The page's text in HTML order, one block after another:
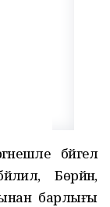
бәйгелә
Бөрйән,
барлығы